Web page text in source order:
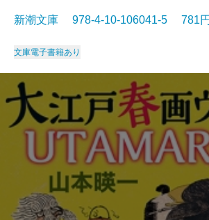
新潮文庫 978-4-10-106041-5 781
文庫電子書籍あり